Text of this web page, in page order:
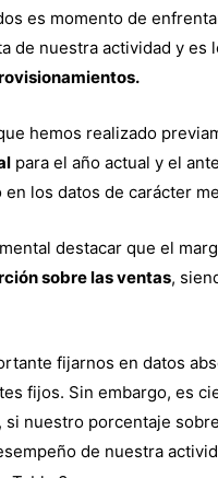
es momento de
de nuestra actividad y es
hemos realizado
para el año actual y el
en los datos de carácter
destacar que el
sobre las ventas,
fijarnos en datos
fijos. Sin embargo, es
nuestro porcentaje
de nuestra